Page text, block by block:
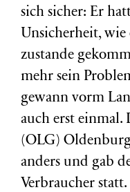
sich sicher: Er
Unsicherheit,
zustande
mehr sein
gewann vorm
auch erst einmal.
(OLG) Oldenburg
anders und gab
Verbraucher